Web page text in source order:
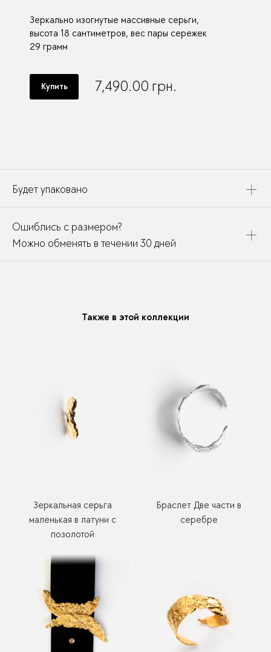
Зеркально изогнутые массивные серьги,
высота 18 сантиметров, вес пары сережек
29 грамм
Купить 7,490.00 грн.
Будет упаковано
дополнено открыткой, паспортом украшения и
собрано в подарочный пакет
Ошиблись с размером?
Можно обменять в течении 30 дней
Также в этой коллекции
Зеркальная серьга
маленькая в латуни с
позолотой
Браслет Две части в
серебре